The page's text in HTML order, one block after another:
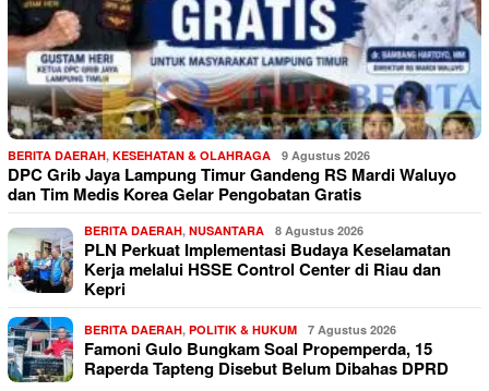
BERITA DAERAH, KESEHATAN & OLAHRAGA 9 Agustus 2026
DPC Grib Jaya Lampung Timur Gandeng RS Mardi Waluyo
dan Tim Medis Korea Gelar Pengobatan Gratis
BERITA DAERAH, NUSANTARA 8 Agustus 2026
PLN Perkuat Implementasi Budaya Keselamatan
Kerja melalui HSSE Control Center di Riau dan
Kepri
BERITA DAERAH, POLITIK & HUKUM 7 Agustus 2026
Famoni Gulo Bungkam Soal Propemperda, 15
Raperda Tapteng Disebut Belum Dibahas DPRD